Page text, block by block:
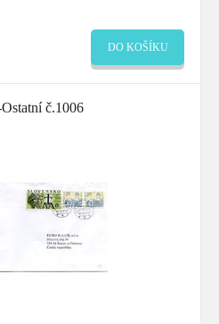
DO KOŠÍKU
č.1006